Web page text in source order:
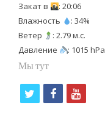
Закат в
: 20:06
Влажность
: 34%
Ветер
: 2.79 м.с.
Давление
: 1015 hPa
Мы тут
f
y